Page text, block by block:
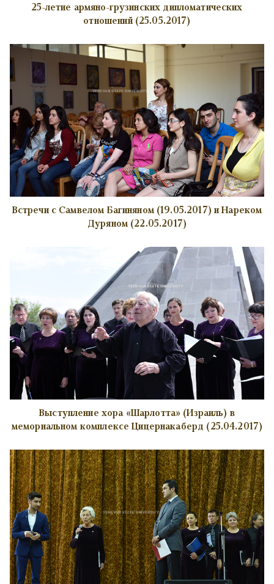
25-летие армяно-грузинских дипломатических
отношений (25.05.2017)
Встречи с Самвелом Багиняном (19.05.2017) и Нареком
Дуряном (22.05.2017)
Выступление хора «Шарлотта» (Израиль) в
мемориальном комплексе Цицернакаберд (25.04.2017)